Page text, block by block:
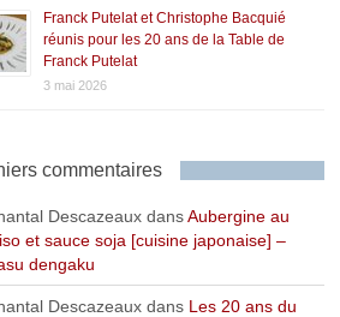
Franck Putelat et Christophe Bacquié
réunis pour les 20 ans de la Table de
Franck Putelat
3 mai 2026
commentaires
DescazeauxdansAubergine au
et sauce soja [cuisine japonaise] –
dengaku
Descazeauxdans Les 20 ans du